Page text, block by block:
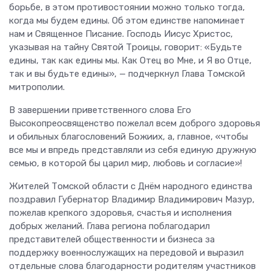
борьбе, в этом противостоянии можно только тогда,
когда мы будем едины. Об этом единстве напоминает
нам и Священное Писание. Господь Иисус Христос,
указывая на тайну Святой Троицы, говорит: «Будьте
едины, так как едины мы. Как Отец во Мне, и Я во Отце,
так и вы будьте едины», — подчеркнул Глава Томской
митрополии.
В завершении приветственного слова Его
Высокопреосвященство пожелал всем доброго здоровья
и обильных благословений Божиих, а, главное, «чтобы
все мы и впредь представляли из себя единую дружную
семью, в которой бы царил мир, любовь и согласие»!
Жителей Томской области с Днём народного единства
поздравил Губернатор Владимир Владимирович Мазур,
пожелав крепкого здоровья, счастья и исполнения
добрых желаний. Глава региона поблагодарил
представителей общественности и бизнеса за
поддержку военнослужащих на передовой и выразил
отдельные слова благодарности родителям участников